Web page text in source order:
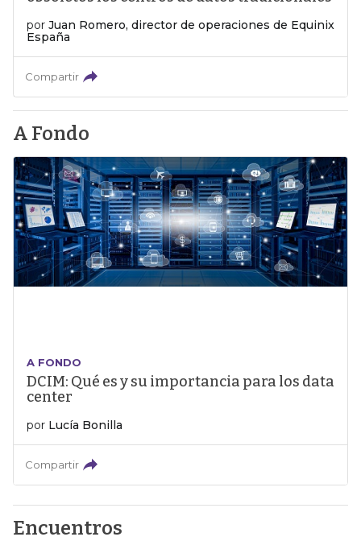
por Juan Romero, director de operaciones de Equinix
España
Compartir
A Fondo
A FONDO
DCIM: Qué es y su importancia para los data
center
por Lucía Bonilla
Compartir
Encuentros